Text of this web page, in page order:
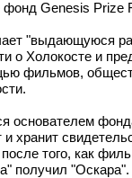
фонд Genesis Prize
"выдающуюся
о Холокосте и
фильмов,
основателем
и хранит
того, как
получил "Оскара".